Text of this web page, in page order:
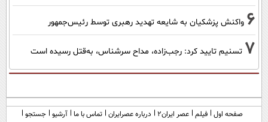
6 واکنش پزشکیان به شایعه تهدید رهبری توسط رئیس‌جمهور
7 تسنیم تایید کرد: رجب‌زاده، مداح سرشناس، به‌قتل رسیده است
صفحه اول فیلم عصر ایران۲ درباره عصرایران تماس با ما آرشیو جستجو